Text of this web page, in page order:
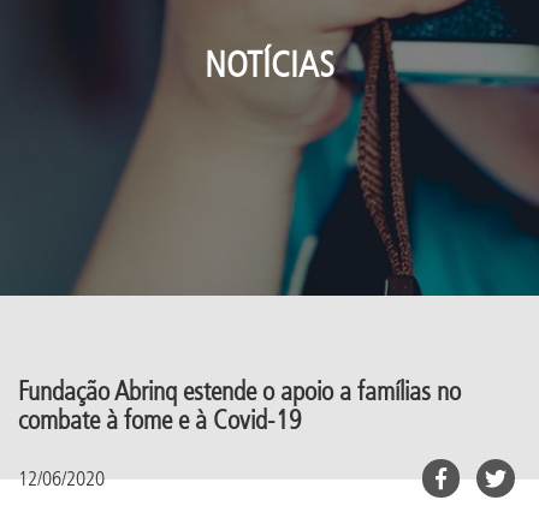
NOTÍCIAS
Fundação Abrinq estende o apoio a famílias no
combate à fome e à Covid-19
12/06/2020